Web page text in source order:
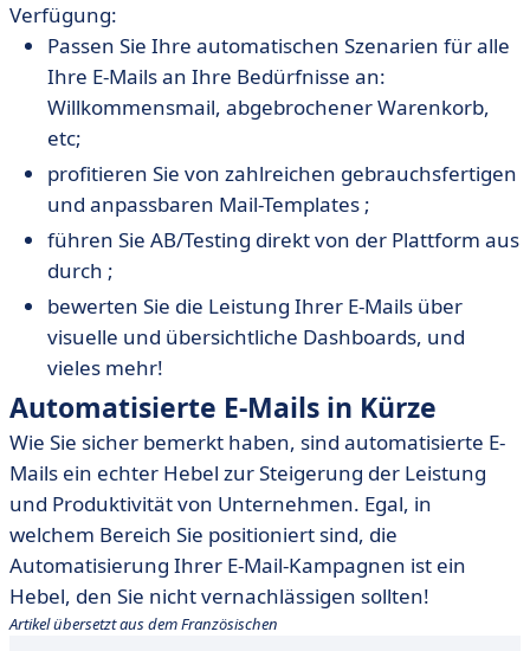
Verfügung:
Passen Sie Ihre automatischen Szenarien für alle
Ihre E-Mails an Ihre Bedürfnisse an:
Willkommensmail, abgebrochener Warenkorb,
etc;
profitieren Sie von zahlreichen gebrauchsfertigen
und anpassbaren Mail-Templates ;
führen Sie AB/Testing direkt von der Plattform aus
durch ;
bewerten Sie die Leistung Ihrer E-Mails über
visuelle und übersichtliche Dashboards, und
vieles mehr!
Automatisierte E-Mails in Kürze
Wie Sie sicher bemerkt haben, sind automatisierte E-
Mails ein echter Hebel zur Steigerung der Leistung
und Produktivität von Unternehmen. Egal, in
welchem Bereich Sie positioniert sind, die
Automatisierung Ihrer E-Mail-Kampagnen ist ein
Hebel, den Sie nicht vernachlässigen sollten!
Artikel übersetzt aus dem Französischen